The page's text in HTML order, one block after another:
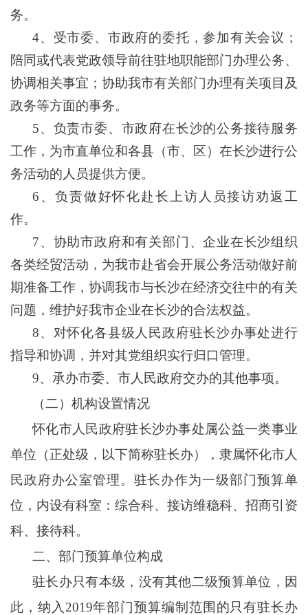
务。
4、受市委、市政府的委托，参加有关会议；
陪同或代表党政领导前往驻地职能部门办理公务、
协调相关事宜；协助我市有关部门办理有关项目及
政务等方面的事务。
5、负责市委、市政府在长沙的公务接待服务
工作，为市直单位和各县（市、区）在长沙进行公
务活动的人员提供方便。
6、负责做好怀化赴长上访人员接访劝返工
作。
7、协助市政府和有关部门、企业在长沙组织
各类经贸活动，为我市赴省会开展公务活动做好前
期准备工作，协调我市与长沙在经济交往中的有关
问题，维护好我市企业在长沙的合法权益。
8、对怀化各县级人民政府驻长沙办事处进行
指导和协调，并对其党组织实行归口管理。
9、承办市委、市人民政府交办的其他事项。
（二）机构设置情况
怀化市人民政府驻长沙办事处属公益一类事业
单位（正处级，以下简称驻长办），隶属怀化市人
民政府办公室管理。驻长办作为一级部门预算单
位，内设有科室：综合科、接访维稳科、招商引资
科、接待科。
二、部门预算单位构成
驻长办只有本级，没有其他二级预算单位，因
此，纳入 2019年部门预算编制范围的只有驻长办